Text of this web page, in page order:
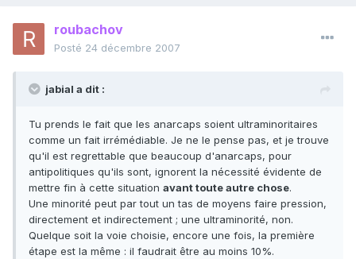
roubachov
Posté 24 décembre 2007
jabial a dit :
Tu prends le fait que les anarcaps soient ultraminoritaires
comme un fait irrémédiable. Je ne le pense pas, et je trouve
qu'il est regrettable que beaucoup d'anarcaps, pour
antipolitiques qu'ils sont, ignorent la nécessité évidente de
mettre fin à cette situation avant toute autre chose.
Une minorité peut par tout un tas de moyens faire pression,
directement et indirectement ; une ultraminorité, non.
Quelque soit la voie choisie, encore une fois, la première
étape est la même : il faudrait être au moins 10%.